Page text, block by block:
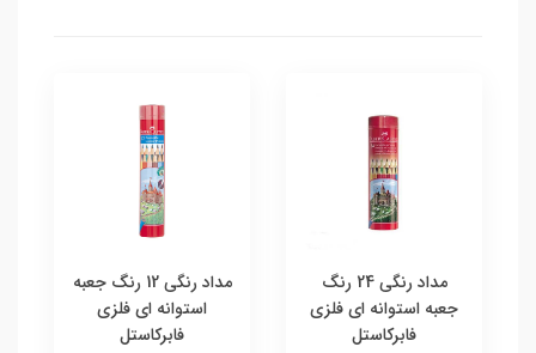
مداد رنگی 24 رنگ
جعبه استوانه ای فلزی
فابرکاستل
مداد رنگی 12 رنگ جعبه
استوانه ای فلزی
فابرکاستل